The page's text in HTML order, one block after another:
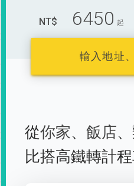
NT$ 6450 起
輸入地址
從你家、 飯店、
比搭高鐵轉計